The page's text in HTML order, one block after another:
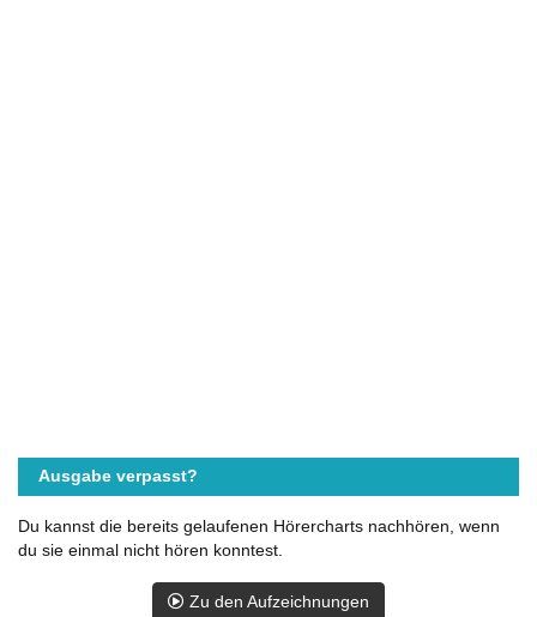
Ausgabe verpasst?
Du kannst die bereits gelaufenen Hörercharts nachhören, wenn
du sie einmal nicht hören konntest.
Zu den Aufzeichnungen